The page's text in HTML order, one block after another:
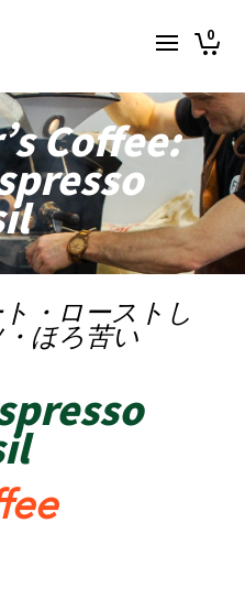
0
Coffee:
・ローストし
ほろ苦い